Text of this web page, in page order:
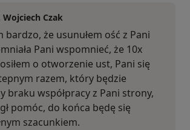
Czak
bardzo, że usunułem ość z Pani
Pani wspomnieć, że 10x
o otworzenie ust, Pani się
razem, który będzie
braku współpracy z Pani strony,
pomóc, do końca będę się
szacunkiem.